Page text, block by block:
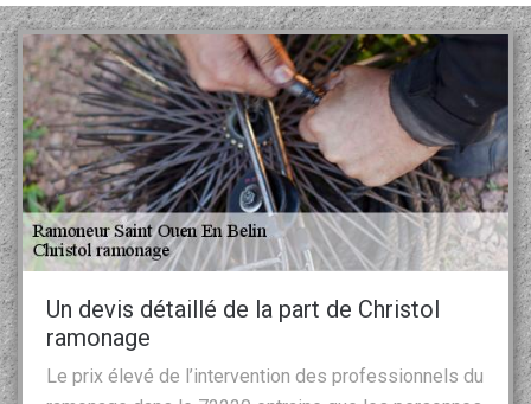
Un devis détaillé de la part de Christol
ramonage
Le prix élevé de l’intervention des professionnels du